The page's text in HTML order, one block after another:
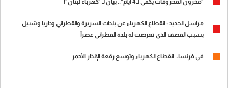
مراسل الجديد : انقطاع الكهرباء عن بلدات السريرة والقطراني وداريا وشبيل
بسبب القصف الذي تعرضت له بلدة القطراني عصراً
في فرنسا.. انقطاع الكهرباء وتوسع رقعة الإنذار الأحمر